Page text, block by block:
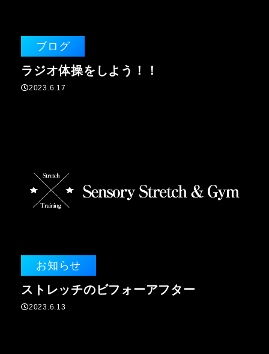
ブログ
ラジオ体操をしよう！！
2023.6.17
お知らせ
ストレッチのビフォーアフター
2023.6.13